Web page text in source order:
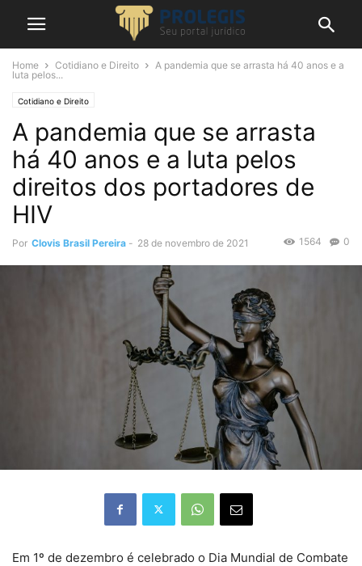
Home Cotidiano e Direito
A pandemia que se arrasta há 40 anos e a
luta pelos...
Cotidiano e Direito
A pandemia que se arrasta
há 40 anos e a luta pelos
direitos dos portadores de
HIV
Por Clovis Brasil Pereira - 28 de novembro de 2021 0
1564
Em 1º de dezembro é celebrado o Dia Mundial de Combate